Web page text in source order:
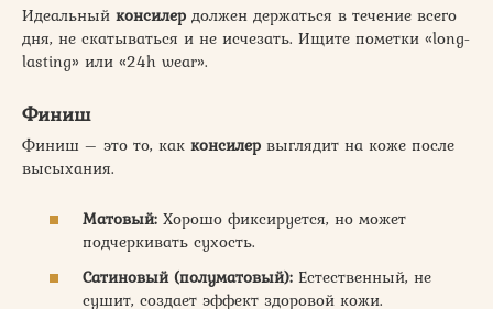
Идеальный консилер должен держаться в течение всего
дня, не скатываться и не исчезать. Ищите пометки «long-
lasting» или «24h wear».
Финиш
Финиш – это то, как консилер выглядит на коже после
высыхания.
Матовый: Хорошо фиксируется, но может
подчеркивать сухость.
Сатиновый (полуматовый): Естественный, не
сушит, создает эффект здоровой кожи.